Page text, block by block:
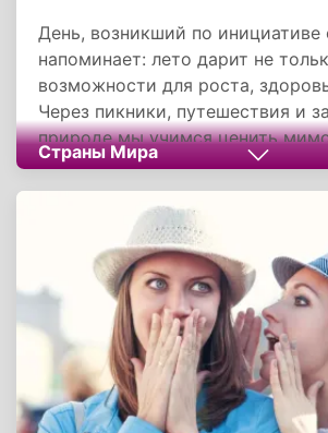
День, возникший по инициативе
напоминает: лето дарит не
возможности для роста,
Через пикники, путешествия и
природе мы учимся ценить
прекрасного, создавая
год. Встречать рассвет,
делиться ягодами — вот
делающие этот день особенным.
Страны Мира